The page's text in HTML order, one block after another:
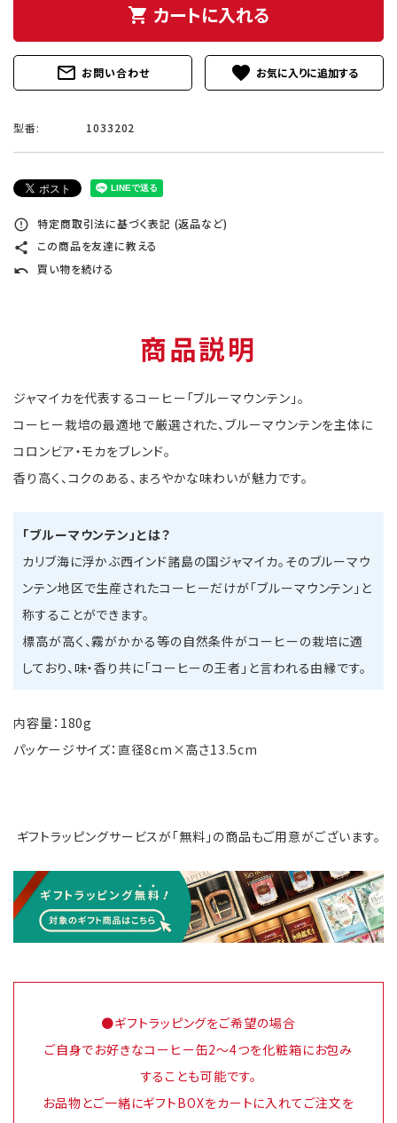
shopping_cart カートに入れる
mail_outline お問い合わせ favorite
型番: 1033202
error_outline 特定商取引法に基づく表記 (返品など)
share この商品を友達に教える
undo 買い物を続ける
商品説明
ジャマイカを代表するコーヒー「ブルーマウンテン」。
コーヒー栽培の最適地で厳選された、ブルーマウンテンを主体に
コロンビア・モカをブレンド。
香り高く、コクのある、まろやかな味わいが魅力です。
「ブルーマウンテン」とは？
カリブ海に浮かぶ西インド諸島の国ジャマイカ。そのブルーマウ
ンテン地区で生産されたコーヒーだけが「ブルーマウンテン」と
称することができます。
標高が高く、霧がかかる等の自然条件がコーヒーの栽培に適
しており、味・香り共に「コーヒーの王者」と言われる由縁です。
内容量：180g
パッケージサイズ：直径8cm×高さ13.5cm
ギフトラッピングサービスが「無料」の商品もご用意がございます。
●ギフトラッピングをご希望の場合
ご自身でお好きなコーヒー缶2～4つを化粧箱にお包み
することも可能です。
お品物とご一緒にギフトBOXをカートに入れてご注文を